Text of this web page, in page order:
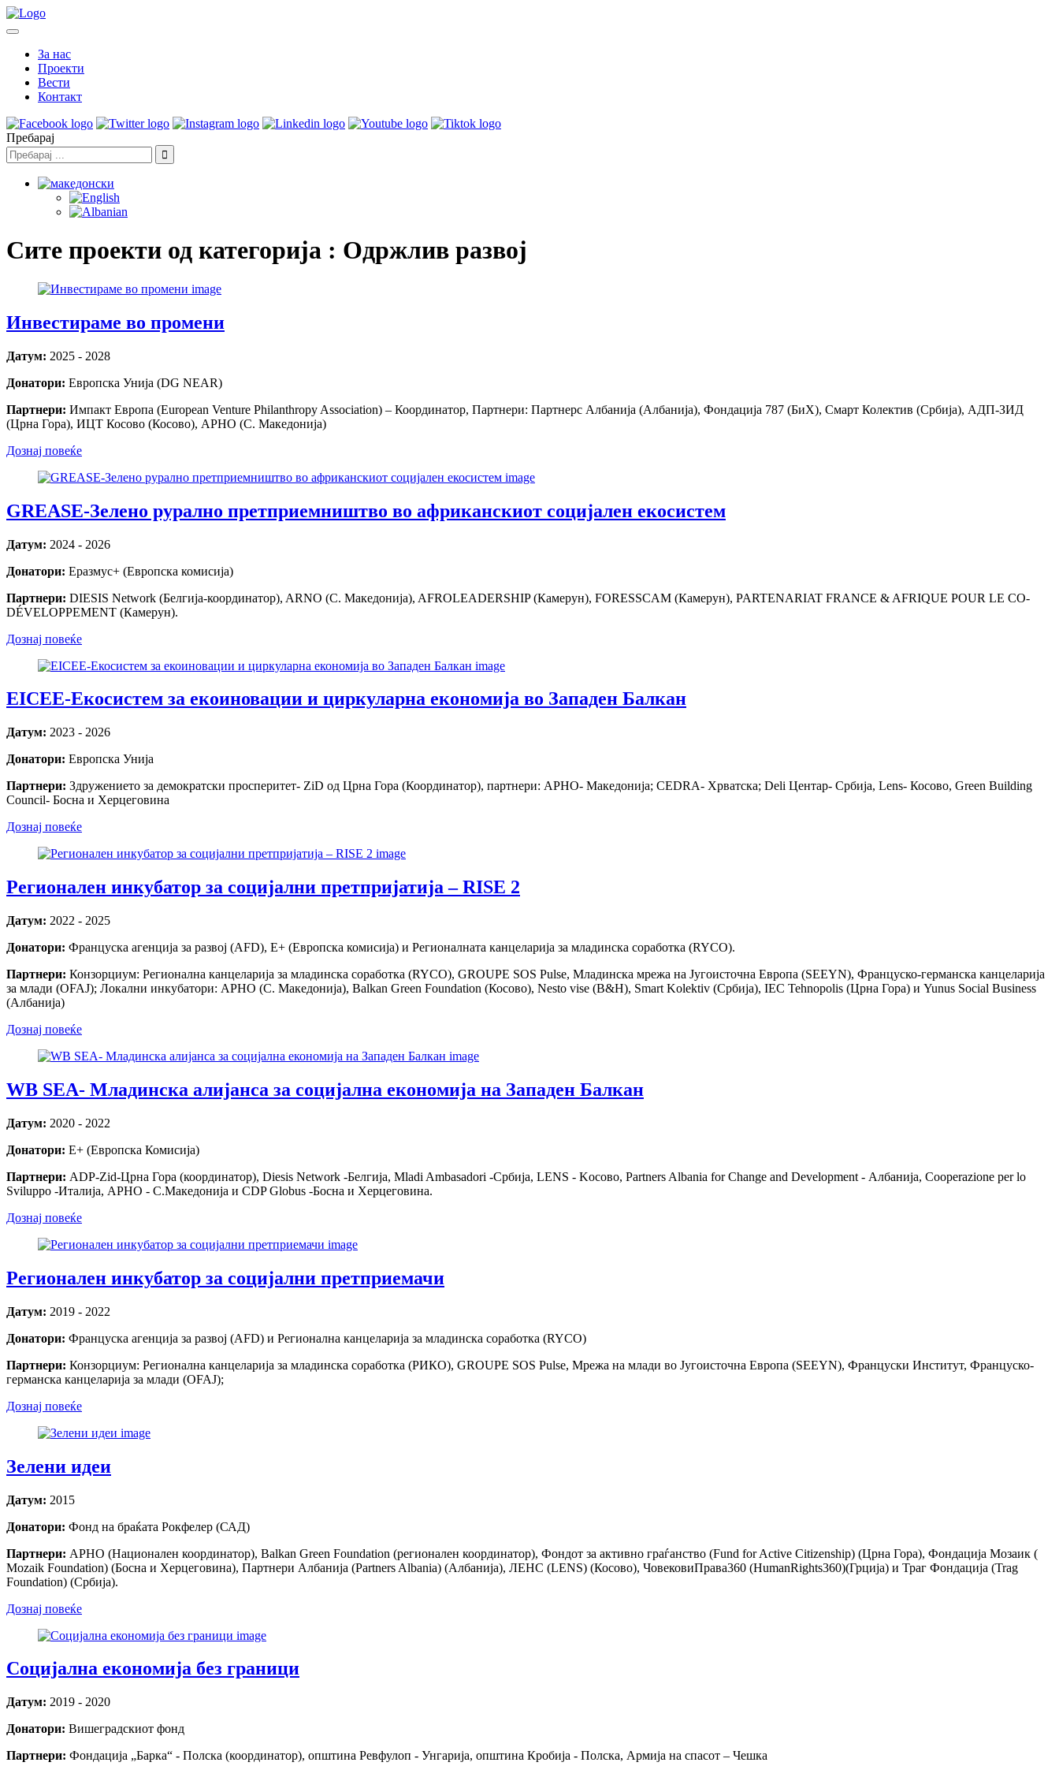
За нас
Проекти
Вести
Контакт
Пребарај
Сите проекти од категорија : Одржлив развој
Инвестираме во промени
Датум: 2025 - 2028
Донатори: Европска Унија (DG NEAR)
Партнери: Импакт Европа (European Venture Philanthropy Association) – Координатор, Партнери: Партнерс Албанија (Албанија), Фондација 787 (БиХ), Смарт Колектив (Србија), АДП-ЗИД
(Црна Гора), ИЦТ Косово (Косово), АРНО (С. Македонија)
Дознај повеќе
GREASE-Зелено рурално претприемништво во африканскиот социјален екосистем
Датум: 2024 - 2026
Донатори: Eразмус+ (Европска комисија)
Партнери: DIESIS Network (Белгија-координатор), ARNO (С. Македонија), AFROLEADERSHIP (Камерун), FORESSCAM (Камерун), PARTENARIAT FRANCE & AFRIQUE POUR LE CO-
DÉVELOPPEMENT (Камерун).
Дознај повеќе
EICEE-Екосистем за екоиновации и циркуларна економија во Западен Балкан
Датум: 2023 - 2026
Донатори: Европска Унија
Партнери: Здружението за демократски просперитет- ZiD од Црна Гора (Координатор), партнери: АРНО- Македонија; CEDRA- Хрватска; Deli Центар- Србија, Lens- Косово, Green Building
Council- Босна и Херцеговина
Дознај повеќе
Регионален инкубатор за социјални претпријатија – RISE 2
Датум: 2022 - 2025
Донатори: Француска агенција за развој (AFD), Е+ (Европска комисија) и Регионалната канцеларија за младинска соработка (RYCO).
Партнери: Конзорциум: Регионална канцеларија за младинска соработка (RYCO), GROUPE SOS Pulse, Младинска мрежа на Југоисточна Европа (SEEYN), Француско-германска канцеларија
за млади (OFAJ); Локални инкубатори: АРНО (С. Македонија), Balkan Green Foundation (Косово), Nesto vise (B&H), Smart Kolektiv (Србија), IEC Tehnopolis (Црна Гора) и Yunus Social Business
(Албанија)
Дознај повеќе
WB SEA- Младинска алијанса за социјална економија на Западен Балкан
Датум: 2020 - 2022
Донатори: Е+ (Европска Комисија)
Партнери: ADP-Zid-Црна Гора (координатор), Diesis Network -Белгија, Mladi Ambasadori -Србија, LENS - Kосово, Partners Albania for Change and Development - Албанија, Cooperazione per lo
Sviluppo -Италија, АРНО - С.Македонија и CDP Globus -Босна и Херцеговина.
Дознај повеќе
Регионален инкубатор за социјални претприемачи
Датум: 2019 - 2022
Донатори: Француска агенција за развој (AFD) и Регионална канцеларија за младинска соработка (RYCO)
Партнери: Конзорциум: Регионална канцеларија за младинска соработка (РИКО), GROUPE SOS Pulse, Мрежа на млади во Југоисточна Европа (SEEYN), Француски Институт, Француско-
германска канцеларија за млади (OFAJ);
Дознај повеќе
Зелени идеи
Датум: 2015
Донатори: Фонд на браќата Рокфелер (САД)
Партнери: АРНО (Национален координатор), Balkan Green Foundation (регионален координатор), Фондот за активно граѓанство (Fund for Active Citizenship) (Црна Гора), Фондација Мозаик (
Mozaik Foundation) (Босна и Херцеговина), Партнери Албанија (Partners Albania) (Албанија), ЛЕНС (LENS) (Косово), ЧовековиПрава360 (HumanRights360)(Грција) и Траг Фондација (Trag
Foundation) (Србија).
Дознај повеќе
Социјална економија без граници
Датум: 2019 - 2020
Донатори: Вишеградскиот фонд
Партнери: Фондација „Барка“ - Полска (координатор), општина Ревфулоп - Унгарија, општина Кробија - Полска, Армија на спасот – Чешка